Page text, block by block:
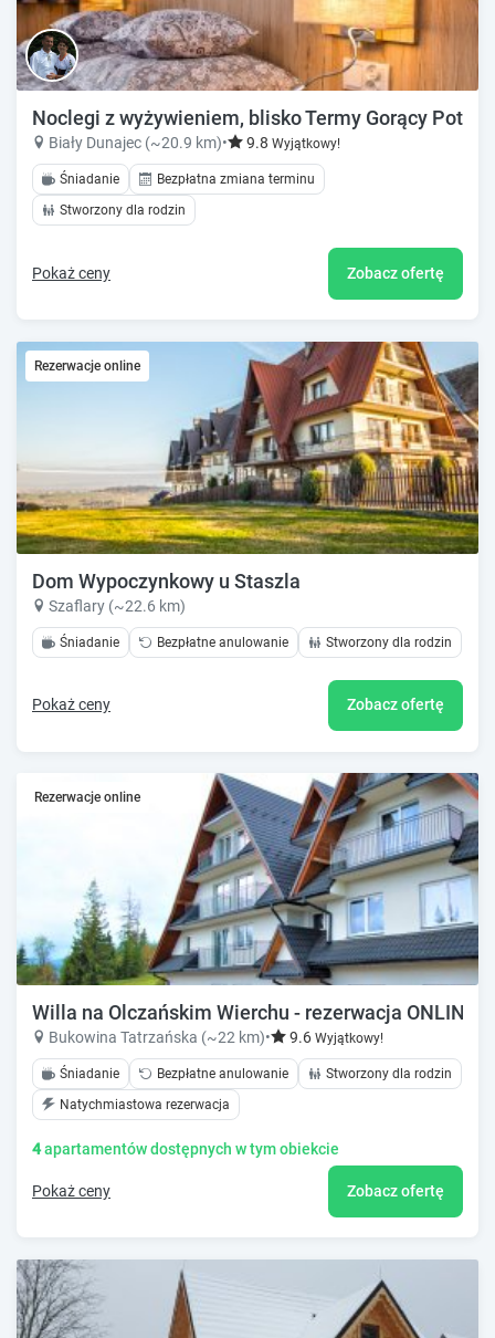
Noclegi z wyżywieniem, blisko Termy Gorący Potok
Biały Dunajec (~20.9 km)• 9.8 Wyjątkowy!
Śniadanie
Bezpłatna zmiana terminu
Stworzony dla rodzin
Pokaż ceny Zobacz ofertę
Rezerwacje online
Dom Wypoczynkowy u Staszla
Szaflary (~22.6 km)
Śniadanie Bezpłatne anulowanie Stworzony dla rodzin
Pokaż ceny Zobacz ofertę
Rezerwacje online
Willa na Olczańskim Wierchu - rezerwacja ONLINE
Bukowina Tatrzańska (~22 km)• 9.6 Wyjątkowy!
Śniadanie Bezpłatne anulowanie
Stworzony dla rodzin
Natychmiastowa rezerwacja
4apartamentów dostępnych w tym obiekcie
Pokaż ceny Zobacz ofertę